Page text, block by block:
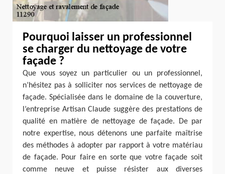
Pourquoi laisser un professionnel
se charger du nettoyage de votre
façade ?
Que vous soyez un particulier ou un professionnel,
n’hésitez pas à solliciter nos services de nettoyage de
façade. Spécialisée dans le domaine de la couverture,
l’entreprise Artisan Claude suggère des prestations de
qualité en matière de nettoyage de façade. De par
notre expertise, nous détenons une parfaite maîtrise
des méthodes à adopter par rapport à votre matériau
de façade. Pour faire en sorte que votre façade soit
comme neuve et puisse résister aux diverses